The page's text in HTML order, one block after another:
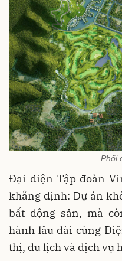
Phối
Đại diện Tập đoàn
khẳng định: Dự án
bất động sản, mà
hành lâu dài cùng
thị, du lịch và dịch vụ